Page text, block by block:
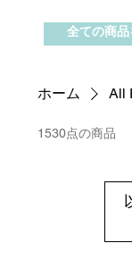
全ての商
ホーム All
1530点の商品